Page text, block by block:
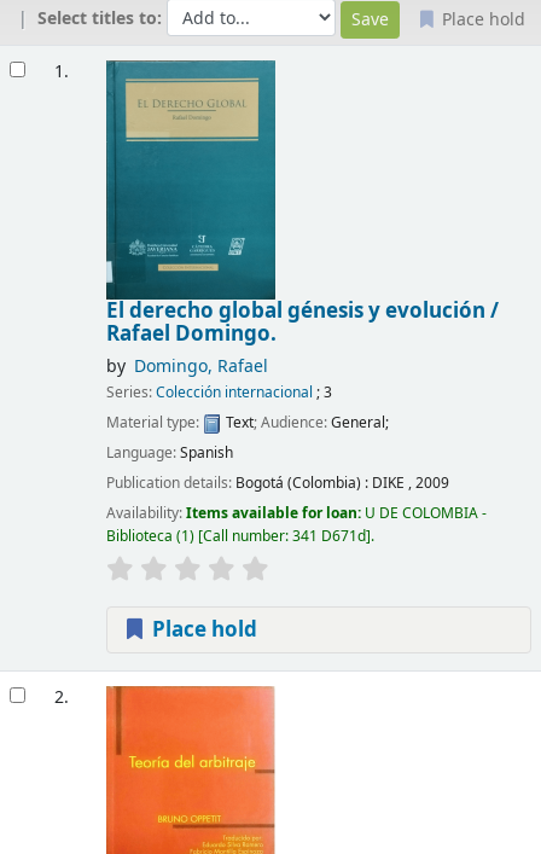
Select titles to:
Place hold
1.
El derecho global génesis y evolución /
Rafael Domingo.
by Domingo, Rafael
Series:Colección internacional ; 3
Material type:
Text; Audience:General;
Language:Spanish
Publication details: Bogotá (Colombia) : DIKE ,2009
Availability:Items available for loan: U DE COLOMBIA -
Biblioteca (1) Call number:341 D671d .
Place hold
2.